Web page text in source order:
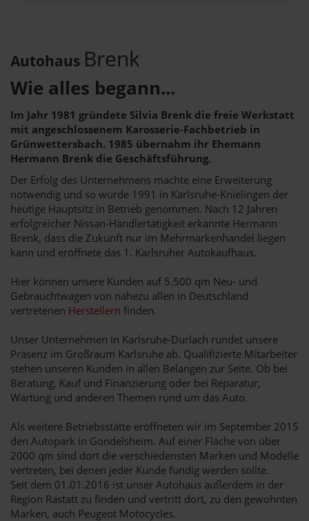
Autohaus Brenk
Wie alles begann...
Im Jahr 1981 gründete Silvia Brenk die freie Werkstatt
mit angeschlossenem Karosserie-Fachbetrieb in
Grünwettersbach. 1985 übernahm ihr Ehemann
Hermann Brenk die Geschäftsführung.
Der Erfolg des Unternehmens machte eine Erweiterung
notwendig und so wurde 1991 in Karlsruhe-Knielingen der
heutige Hauptsitz in Betrieb genommen. Nach 12 Jahren
erfolgreicher Nissan-Händlertätigkeit erkannte Hermann
Brenk, dass die Zukunft nur im Mehrmarkenhandel liegen
kann und eröffnete das 1. Karlsruher Autokaufhaus.
Hier können unsere Kunden auf 5.500 qm Neu- und
Gebrauchtwagen von nahezu allen in Deutschland
vertretenen Herstellern finden.
Unser Unternehmen in Karlsruhe-Durlach rundet unsere
Präsenz im Großraum Karlsruhe ab. Qualifizierte Mitarbeiter
stehen unseren Kunden in allen Belangen zur Seite. Ob bei
Beratung, Kauf und Finanzierung oder bei Reparatur,
Wartung und anderen Themen rund um das Auto.
Als weitere Betriebsstätte eröffneten wir im September 2015
den Autopark in Gondelsheim. Auf einer Fläche von über
2000 qm sind dort die verschiedensten Marken und Modelle
vertreten, bei denen jeder Kunde fündig werden sollte.
Seit dem 01.01.2016 ist unser Autohaus außerdem in der
Region Rastatt zu finden und vertritt dort, zu den gewohnten
Marken, auch Peugeot Motocycles.